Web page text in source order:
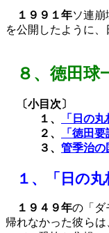
１９９１年ソ連崩
を公開したように
８、 徳田球
〔小目次〕
１、
「日の丸
２、
「徳田
３、 管季治の
１、 「日の丸
１９４９年の「ダ
帰れなかった彼ら